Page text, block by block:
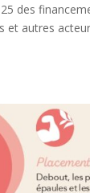
des
et autres